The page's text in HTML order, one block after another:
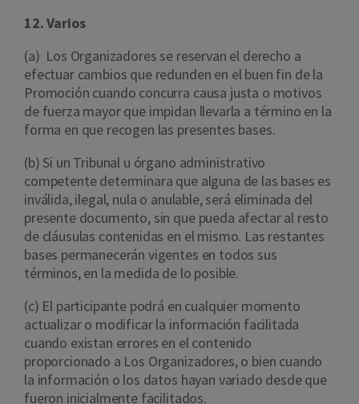
12. Varios
(a) Los Organizadores se reservan el derecho a
efectuar cambios que redunden en el buen fin de la
Promoción cuando concurra causa justa o motivos
de fuerza mayor que impidan llevarla a término en la
forma en que recogen las presentes bases.
(b) Si un Tribunal u órgano administrativo
competente determinara que alguna de las bases es
inválida, ilegal, nula o anulable, será eliminada del
presente documento, sin que pueda afectar al resto
de cláusulas contenidas en el mismo. Las restantes
bases permanecerán vigentes en todos sus
términos, en la medida de lo posible.
(c) El participante podrá en cualquier momento
actualizar o modificar la información facilitada
cuando existan errores en el contenido
proporcionado a Los Organizadores, o bien cuando
la información o los datos hayan variado desde que
fueron inicialmente facilitados.